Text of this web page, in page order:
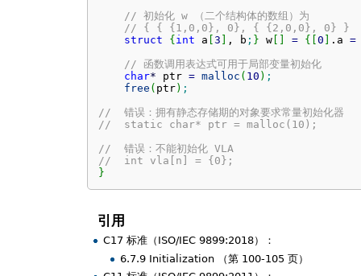
// 初始化 w （二个结构体的数组）为
// { { {1,0,0}, 0}, { {2,0,0}, 0} }
struct
{int a [3 ] , b ; } w[ ] = { [0 ] . a =
// 函数调用表达式可用于局部变量初始化
char* ptr = malloc ( 10 ) ;
free ( ptr) ;
//  错误：拥有静态存储期的对象要求常量初始化器
//  static char* ptr = malloc(10);
//  错误：不能初始化 VLA
//  int vla[n] = {0};
}
引用
C17 标准（ISO/IEC 9899:2018）：
6.7.9 Initialization （第 100-105 页）